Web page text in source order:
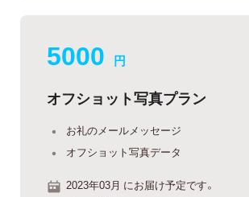
5000 円
オフショット写真プラン
お礼のメールメッセージ
オフショット写真データ
2023年03月 にお届け予定です。